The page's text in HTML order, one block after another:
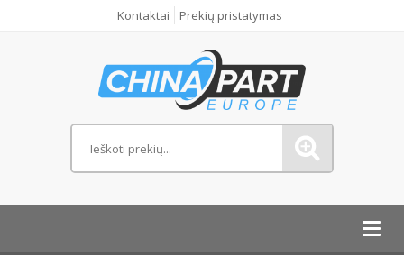
Kontaktai Prekių pristatymas